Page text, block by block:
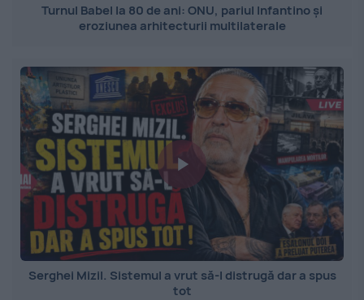
Turnul Babel la 80 de ani: ONU, pariul Infantino și
eroziunea arhitecturii multilaterale
Serghei Mizil. Sistemul a vrut să-l distrugă dar a spus
tot